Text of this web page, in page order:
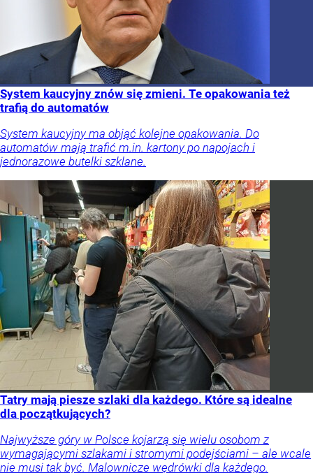
System kaucyjny znów się zmieni. Te opakowania też
trafią do automatów
System kaucyjny ma objąć kolejne opakowania. Do
automatów mają trafić m.in. kartony po napojach i
jednorazowe butelki szklane.
Tatry mają piesze szlaki dla każdego. Które są idealne
dla początkujących?
Najwyższe góry w Polsce kojarzą się wielu osobom z
wymagającymi szlakami i stromymi podejściami – ale wcale
nie musi tak być. Malownicze wędrówki dla każdego.